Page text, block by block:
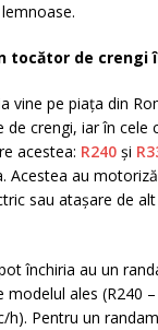
tocător de crengi
vine pe piața din
crengi, iar în cele
acestea: R240 și
Acestea au
sau atașare de alt
închiria au un
modelul ales (R240
h). Pentru un